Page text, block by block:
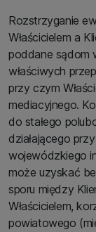
Rozstrzyganie
Właścicielem a
poddane sądom
właściwych
przy czym
mediacyjnego.
do stałego
działającego
wojewódzkiego
może uzyskać
sporu między
Właścicielem,
powiatowego